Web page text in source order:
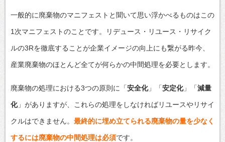
一般的に廃棄物のマニフェストと聞いて思い浮かべるものはこの
1次マニフェストのことです。リデュース・リユース・リサイク
ルの3Rを徹底することが企業イメージの向上にも繋がる昨今、
産業廃棄物のほとんど全てが何らかの中間処理を必要とします。
廃棄物の処理における3つの原則に「安全化」「安定化」「減量
化」がありますが、これらの処理をしなければリユースやリサイ
クルはできません。 最終的に埋め立てられる廃棄物の量を少なく
するには廃棄物の中間処理は必須です。